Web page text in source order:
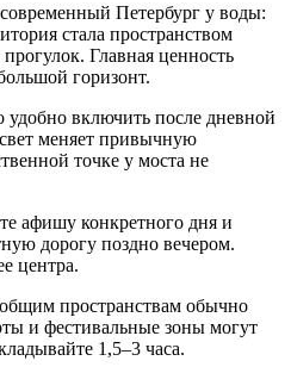
Петербург у воды:
стала пространством
Главная ценность
горизонт.
удобно включить после дневной
меняет привычную
точке у моста не
афишу конкретного дня и
дорогу поздно вечером.
центра.
пространствам обычно
и фестивальные зоны могут
1,5–3 часа.